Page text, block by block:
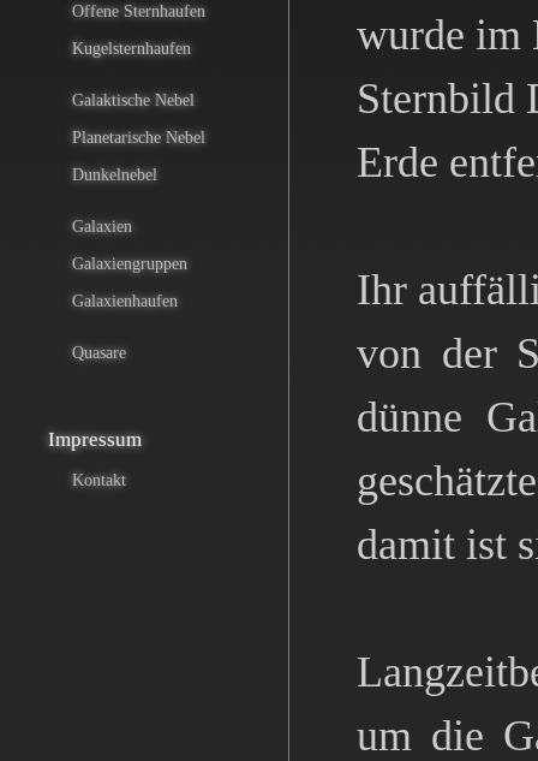
Offene Sternhaufen
Kugelsternhaufen
Galaktische Nebel
Planetarische Nebel
Dunkelnebel
Galaxien
Galaxiengruppen
Galaxienhaufen
Quasare
Impressum
Kontakt
wurde im
Sternbild
Erde
Ihr
von der
dünne
damit ist
um die